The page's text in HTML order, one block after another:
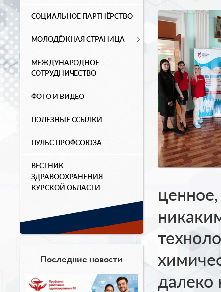
СОЦИАЛЬНОЕ ПАРТНЁРСТВО
МОЛОДЁЖНАЯ СТРАНИЦА
МЕЖДУНАРОДНОЕ
СОТРУДНИЧЕСТВО
ФОТО И ВИДЕО
ПОЛЕЗНЫЕ ССЫЛКИ
ПУЛЬС ПРОФСОЮЗА
ВЕСТНИК
ЗДРАВООХРАНЕНИЯ
КУРСКОЙ ОБЛАСТИ
Последние новости
далеко